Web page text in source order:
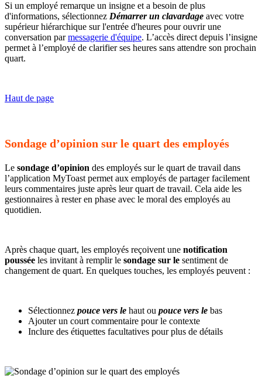
Si un employé remarque un insigne et a besoin de plus
d'informations, sélectionnez Démarrer un clavardage avec votre
supérieur hiérarchique sur l'entrée d'heures pour ouvrir une
conversation parmessagerie d'équipe. L’accès direct depuis l’insigne
permet à l’employé de clarifier ses heures sans attendre son prochain
quart.
Haut de page
Sondage d’opinion sur le quart des employés
Le sondage d’opinion des employés sur le quart de travail dans
l’application MyToast permet aux employés de partager facilement
leurs commentaires juste après leur quart de travail. Cela aide les
gestionnaires à rester en phase avec le moral des employés au
quotidien.
Après chaque quart, les employés reçoivent une notification
poussée les invitant à remplir le sondage sur le sentiment de
changement de quart. En quelques touches, les employés peuvent :
Sélectionnez pouce vers le haut ou pouce vers le bas
Ajouter un court commentaire pour le contexte
Inclure des étiquettes facultatives pour plus de détails